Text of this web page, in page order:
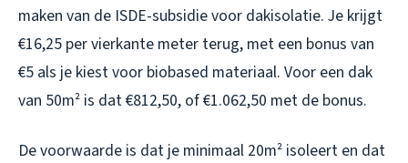
maken van de ISDE-subsidie voor dakisolatie. Je krijgt
€16,25 per vierkante meter terug, met een bonus van
€5 als je kiest voor biobased materiaal. Voor een dak
van 50m² is dat €812,50, of €1.062,50 met de bonus.
De voorwaarde is dat je minimaal 20m² isoleert en dat